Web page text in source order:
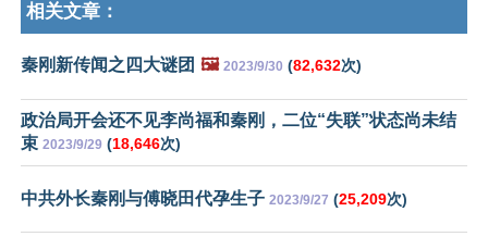
相关文章：
秦刚新传闻之四大谜团 🖼️ 2023/9/30 (82,632次)
政治局开会还不见李尚福和秦刚，二位“失联”状态尚未结
束 2023/9/29 (18,646次)
中共外长秦刚与傅晓田代孕生子 2023/9/27 (25,209次)